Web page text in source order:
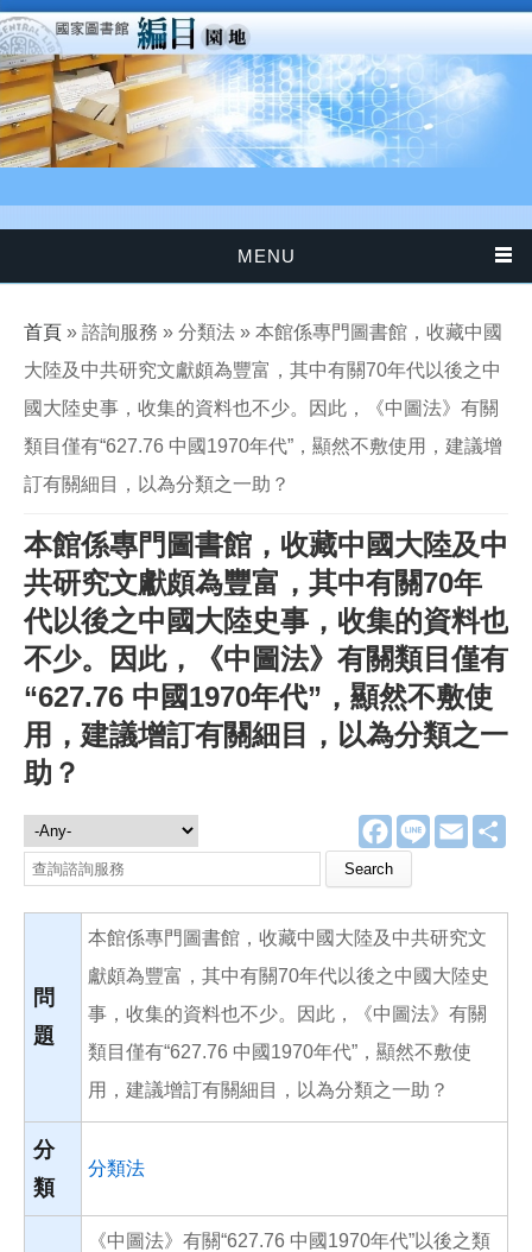
移至主內容
MENU
您在這裡
首頁 » 諮詢服務 » 分類法 » 本館係專門圖書館，收藏中國
大陸及中共研究文獻頗為豐富，其中有關70年代以後之中
國大陸史事，收集的資料也不少。因此，《中圖法》有關
類目僅有“627.76 中國1970年代”，顯然不敷使用，建議增
訂有關細目，以為分類之一助？
本館係專門圖書館，收藏中國大陸及中
共研究文獻頗為豐富，其中有關70年
代以後之中國大陸史事，收集的資料也
不少。因此，《中圖法》有關類目僅有
“627.76 中國1970年代”，顯然不敷使
用，建議增訂有關細目，以為分類之一
助？
F
a
e
o
o
L
E
m
諮詢服務
Search this site
問
題
本館係專門圖書館，收藏中國大陸及中共研究文
獻頗為豐富，其中有關70年代以後之中國大陸史
事，收集的資料也不少。因此，《中圖法》有關
類目僅有“627.76 中國1970年代”，顯然不敷使
用，建議增訂有關細目，以為分類之一助？
分
類
分類法
《中圖法》有關“627.76 中國1970年代”以後之類